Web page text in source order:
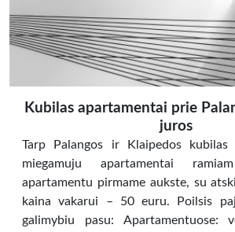
Kubilas apartamentai prie
juros
Tarp Palangos ir Klaipedos
miegamuju apartamentai
apartamentu pirmame aukste, su
kaina vakarui – 50 euru. Poilsis
galimybiu pasu: Apartamentuose: